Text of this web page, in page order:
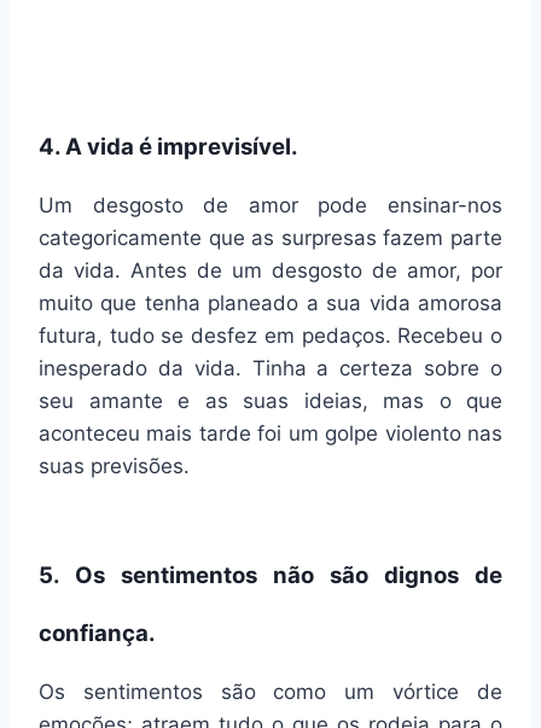
4. A vida é imprevisível.
Um desgosto de amor pode ensinar-nos
categoricamente que as surpresas fazem parte
da vida. Antes de um desgosto de amor, por
muito que tenha planeado a sua vida amorosa
futura, tudo se desfez em pedaços. Recebeu o
inesperado da vida. Tinha a certeza sobre o
seu amante e as suas ideias, mas o que
aconteceu mais tarde foi um golpe violento nas
suas previsões.
5. Os sentimentos não são dignos de
confiança.
Os sentimentos são como um vórtice de